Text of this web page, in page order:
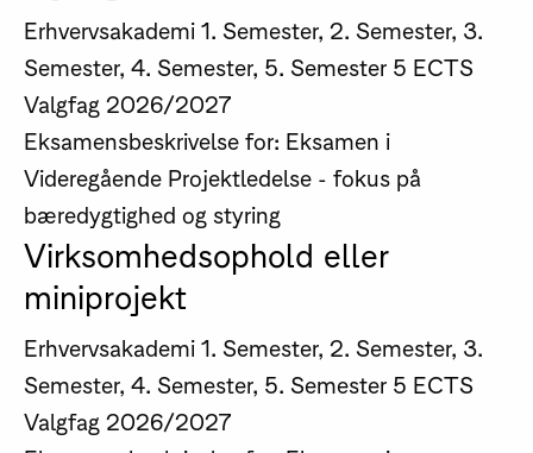
Erhvervsakademi 1. Semester, 2. Semester, 3.
Semester, 4. Semester, 5. Semester 5 ECTS
Valgfag 2026/2027
Eksamensbeskrivelse for: Eksamen i
Videregående Projektledelse - fokus på
bæredygtighed og styring
Virksomhedsophold eller
miniprojekt
Erhvervsakademi 1. Semester, 2. Semester, 3.
Semester, 4. Semester, 5. Semester 5 ECTS
Valgfag 2026/2027